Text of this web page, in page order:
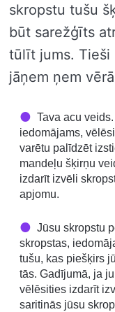
skropstu tušu
būt sarežģīts
tūlīt jums. Tieši
jāņem ņem
Tava acu
iedomājams,
varētu palīdzēt
mandeļu šķirņu
izdarīt izvēli
apjomu.
Jūsu skropstu
skropstas,
tušu, kas piešķirs
tās. Gadījumā, ja
vēlēsities izdarīt
saritinās jūsu